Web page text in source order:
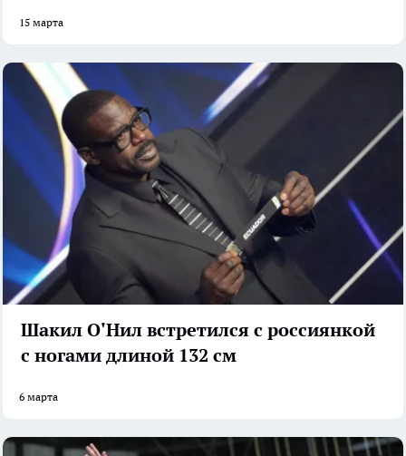
15 марта
Шакил О'Нил встретился с россиянкой
с ногами длиной 132 см
6 марта